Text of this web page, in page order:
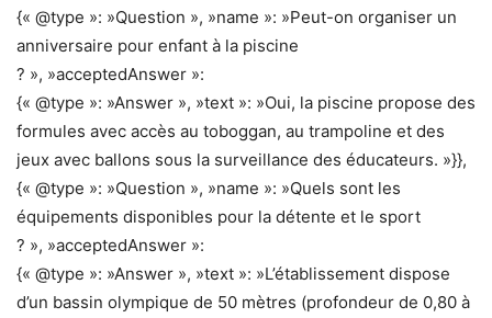
{« @type »: »Question », »name »: »Peut-on organiser un
anniversaire pour enfant à la piscine
? », »acceptedAnswer »:
{« @type »: »Answer », »text »: »Oui, la piscine propose des
formules avec accès au toboggan, au trampoline et des
jeux avec ballons sous la surveillance des éducateurs. »}},
{« @type »: »Question », »name »: »Quels sont les
équipements disponibles pour la détente et le sport
? », »acceptedAnswer »:
{« @type »: »Answer », »text »: »L’établissement dispose
d’un bassin olympique de 50 mètres (profondeur de 0,80 à